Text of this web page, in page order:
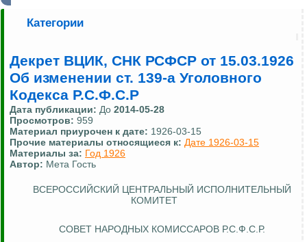
Категории
Декрет ВЦИК, СНК РСФСР от 15.03.1926
Об изменении ст. 139-а Уголовного
Кодекса Р.С.Ф.С.Р
Дата публикации: До 2014-05-28
Просмотров: 959
Материал приурочен к дате: 1926-03-15
Прочие материалы относящиеся к: Дате 1926-03-15
Материалы за: Год 1926
Автор: Мета Гость
ВСЕРОССИЙСКИЙ ЦЕНТРАЛЬНЫЙ ИСПОЛНИТЕЛЬНЫЙ
КОМИТЕТ
СОВЕТ НАРОДНЫХ КОМИССАРОВ Р.С.Ф.С.Р.